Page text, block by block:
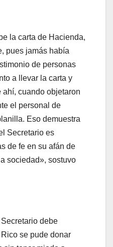
la carta de Hacienda,
pues jamás había
de personas
a llevar la carta y
cuando objetaron
el personal de
Eso demuestra
Secretario es
de fe en su afán de
sociedad», sostuvo
debe
se pude donar